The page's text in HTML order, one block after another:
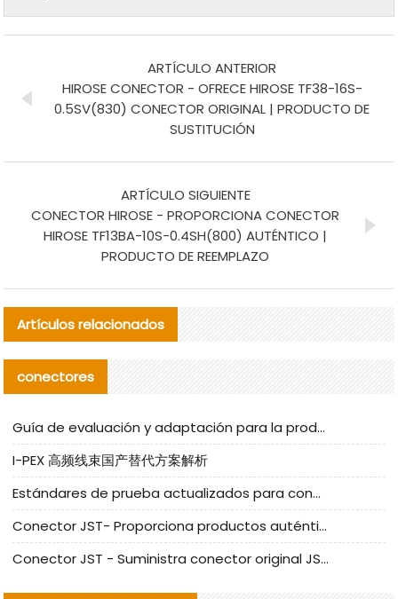
ARTÍCULO ANTERIOR
HIROSE CONECTOR - OFRECE HIROSE TF38-16S-
0.5SV(830) CONECTOR ORIGINAL | PRODUCTO DE
SUSTITUCIÓN
ARTÍCULO SIGUIENTE
CONECTOR HIROSE - PROPORCIONA CONECTOR
HIROSE TF13BA-10S-0.4SH(800) AUTÉNTICO |
PRODUCTO DE REEMPLAZO
Artículos relacionados
conectores
Guía de evaluación y adaptación para la producción en serie de componentes de cables nacionales para CNC Tech
I-PEX 高频线束国产替代方案解析
Estándares de prueba actualizados para conectores nacionales bajo la referencia de CLIFF
Conector JST- Proporciona productos auténticos y alternativos del conector JST NSHR-02V-S
Conector JST - Suministra conector original JST GHR-09V-S | productos alternativos